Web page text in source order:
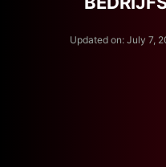
Updated on: July 7,